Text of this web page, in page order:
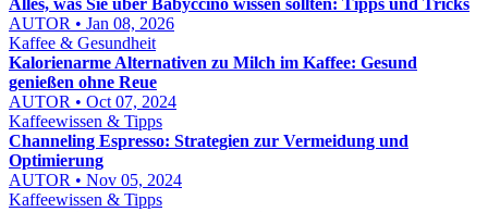
Alles, was Sie über Babyccino wissen sollten: Tipps und Tricks
AUTOR • Jan 08, 2026
Kaffee & Gesundheit
Kalorienarme Alternativen zu Milch im Kaffee: Gesund
genießen ohne Reue
AUTOR • Oct 07, 2024
Kaffeewissen & Tipps
Channeling Espresso: Strategien zur Vermeidung und
Optimierung
AUTOR • Nov 05, 2024
Kaffeewissen & Tipps